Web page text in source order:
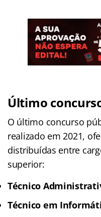
Último
O último concurso
realizado em 2021,
distribuídas entre
superior:
Técnico
Técnico em